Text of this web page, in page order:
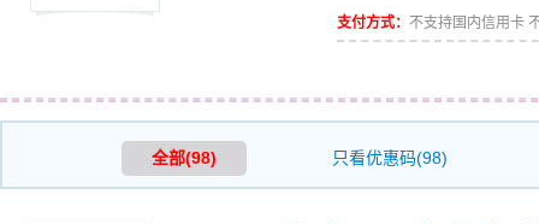
支付方式： 不支持国内信用卡
全部(98) 只看优惠码(98)